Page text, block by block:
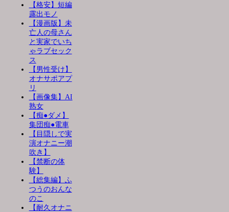
【格安】短編
露出モノ
【漫画版】未
亡人の母さん
と実家でいち
ゃラブセック
ス
【男性受け】
オナサポアプ
リ
【画像集】AI
熟女
【痴●ダメ】
集団痴●電車
【目隠しで実
演オナニー潮
吹き】
【禁断の体
験】
【総集編】ふ
つうのおんな
のこ
【耐久オナニ